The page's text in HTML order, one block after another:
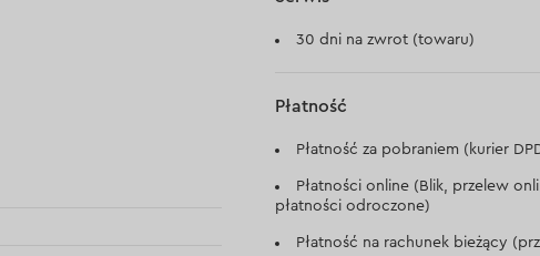
30 dni na zwrot (towaru)
Płatność
Płatność za pobraniem (kurier
Płatności online (Blik, przelew
płatności odroczone)
Płatność na rachunek bieżący